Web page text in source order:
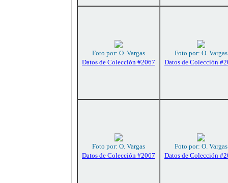
Foto por: O. Vargas
Datos de Colección #2067
Foto por: O. Vargas
Datos de Colección
Foto por: O. Vargas
Datos de Colección #2067
Foto por: O. Vargas
Datos de Colección